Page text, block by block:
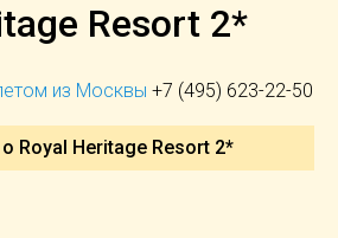
Resort 2*
из Москвы +7 (495) 623-22-50
Royal Heritage Resort 2*